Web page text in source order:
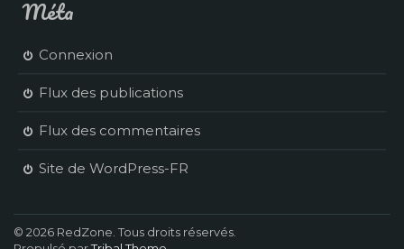
Méta
Connexion
Flux des publications
Flux des commentaires
Site de WordPress-FR
© 2026 RedZone. Tous droits réservés.